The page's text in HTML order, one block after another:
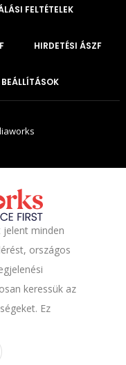
FELTÉTELEK
HIRDETÉSI ÁSZF
minden
országos
keressük az
Ez